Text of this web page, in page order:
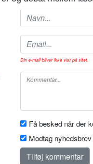
Din e-mail bliver ikke vist på sitet.
Få besked når der
Modtag